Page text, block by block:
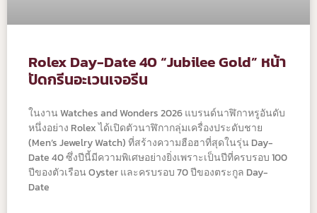
Rolex Day-Date 40 “Jubilee Gold” หน้า
ปัดกรีนอะเวนเจอรีน
ในงาน Watches and Wonders 2026 แบรนด์นาฬิกาหรูอันดับ
หนึ่งอย่าง Rolex ได้เปิดตัวนาฬิกากลุ่มเครื่องประดับชาย
(Men’s Jewelry Watch) ที่สร้างความฮือฮาที่สุดในรุ่น Day-
Date 40 ซึ่งปีนี้มีความพิเศษอย่างยิ่งเพราะเป็นปีที่ครบรอบ 100
ปีของตัวเรือน Oyster และครบรอบ 70 ปีของตระกูล Day-
Date